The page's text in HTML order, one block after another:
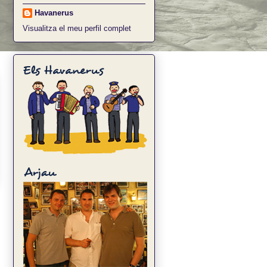
Havanerus
Visualitza el meu perfil complet